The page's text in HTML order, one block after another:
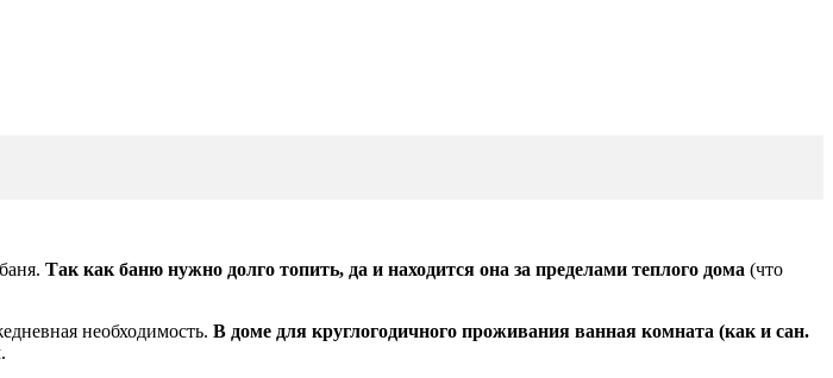
Так как баню нужно долго топить, да и находится она за пределами теплого дома (что
необходимость. В доме для круглогодичного проживания ванная комната (как и сан.